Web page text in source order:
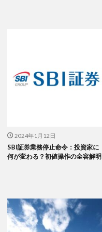
2024年1月12日
SBI証券業務停止命令：投資家に
何が変わる？初値操作の全容解明